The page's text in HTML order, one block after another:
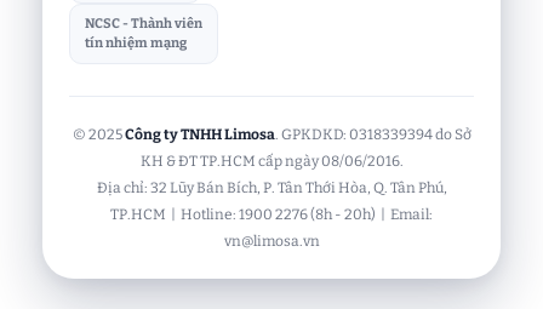
NCSC - Thành viên
tín nhiệm mạng
© 2025Công ty TNHH Limosa. GPKDKD: 0318339394 do Sở
KH & ĐT TP.HCM cấp ngày 08/06/2016.
Địa chỉ: 32 Lũy Bán Bích, P. Tân Thới Hòa, Q. Tân Phú,
TP.HCM | Hotline: 1900 2276 (8h - 20h) | Email:
vn@limosa.vn